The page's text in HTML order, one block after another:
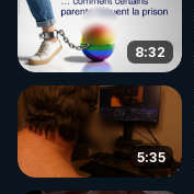
8:32
5:35